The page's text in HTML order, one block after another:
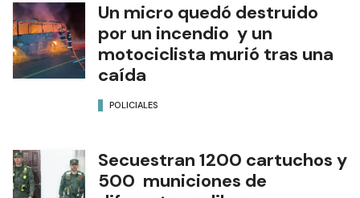
Un micro quedó destruido
por un incendio y un
motociclista murió tras una
caída
POLICIALES
Secuestran 1200 cartuchos y
500 municiones de